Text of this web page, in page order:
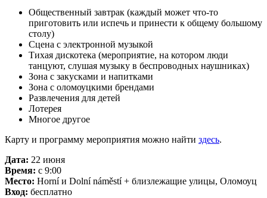
Общественный завтрак (каждый может что-то
приготовить или испечь и принести к общему большому
столу)
Сцена с электронной музыкой
Тихая дискотека (мероприятие, на котором люди
танцуют, слушая музыку в беспроводных наушниках)
Зона с закусками и напитками
Зона с оломоуцкими брендами
Развлечения для детей
Лотерея
Многое другое
Карту и программу мероприятия можно найти здесь.
Дата: 22 июня
Время: с 9:00
Место: Horní и Dolní náměstí + близлежащие улицы, Оломоуц
Вход: бесплатно